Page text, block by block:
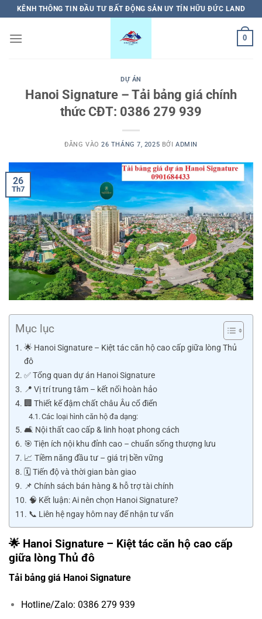
qua
nội
KÊNH THÔNG TIN ĐẦU TƯ BẤT ĐỘNG SẢN UY TÍN HỮU ĐỨC LAND
0
DỰ ÁN
Hanoi Signature – Tải bảng giá chính
thức CĐT: 0386 279 939
ĐĂNG VÀO26 THÁNG 7, 2025 BỞI ADMIN
26
Th7
Mục lục
🌟 Hanoi Signature – Kiệt tác căn hộ cao cấp giữa lòng Thủ
đô
✅ Tổng quan dự án Hanoi Signature
📍 Vị trí trung tâm – kết nối hoàn hảo
🏢 Thiết kế đậm chất châu Âu cổ điển
Các loại hình căn hộ đa dạng:
🛋️ Nội thất cao cấp & linh hoạt phong cách
🎯 Tiện ích nội khu đỉnh cao – chuẩn sống thượng lưu
📈 Tiềm năng đầu tư – giá trị bền vững
🗓️ Tiến độ và thời gian bàn giao
📌 Chính sách bán hàng & hỗ trợ tài chính
🧠 Kết luận: Ai nên chọn Hanoi Signature?
📞 Liên hệ ngay hôm nay để nhận tư vấn
🌟 Hanoi Signature – Kiệt tác căn hộ cao cấp
giữa lòng Thủ đô
Tải bảng giá Hanoi Signature
Hotline/Zalo: 0386 279 939